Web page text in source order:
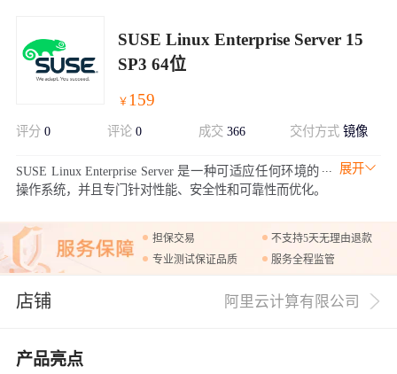
SUSE Linux Enterprise Server 15
SP3 64位
￥ 159
评分 0 评论 0 成交 366 交付方式镜像
展开
SUSE Linux Enterprise Server 是一种可适应任何环境的
操作系统，并且专门针对性能、安全性和可靠性而优化。
担保交易
不支持5天无理由退款
专业测试保证品质
服务全程监管
店铺 阿里云计算有限公司
产品亮点